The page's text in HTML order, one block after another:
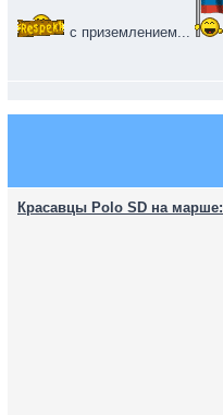
с приземлением...
Красавцы Polo SD на марше: